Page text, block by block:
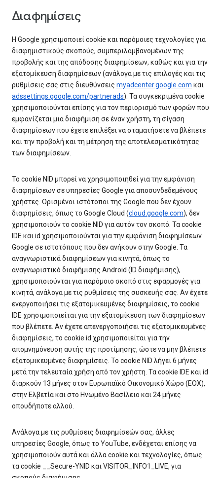
Διαφημίσεις
Η Google χρησιμοποιεί cookie και παρόμοιες τεχνολογίες για
διαφημιστικούς σκοπούς, συμπεριλαμβανομένων της
προβολής και της απόδοσης διαφημίσεων, καθώς και για την
εξατομίκευση διαφημίσεων (ανάλογα με τις επιλογές και τις
ρυθμίσεις σας στις διευθύνσεις myadcenter.google.com και
adssettings.google.com/partnerads). Τα συγκεκριμένα cookie
χρησιμοποιούνται επίσης για τον περιορισμό των φορών που
εμφανίζεται μια διαφήμιση σε έναν χρήστη, τη σίγαση
διαφημίσεων που έχετε επιλέξει να σταματήσετε να βλέπετε
και την προβολή και τη μέτρηση της αποτελεσματικότητας
των διαφημίσεων.
Το cookie NID μπορεί να χρησιμοποιηθεί για την εμφάνιση
διαφημίσεων σε υπηρεσίες Google για αποσυνδεδεμένους
χρήστες. Ορισμένοι ιστότοποι της Google που δεν έχουν
διαφημίσεις, όπως το Google Cloud (cloud.google.com), δεν
χρησιμοποιούν το cookie NID για αυτόν τον σκοπό. Τα cookie
IDE και id χρησιμοποιούνται για την εμφάνιση διαφημίσεων
Google σε ιστοτόπους που δεν ανήκουν στην Google. Τα
αναγνωριστικά διαφημίσεων για κινητά, όπως το
αναγνωριστικό διαφήμισης Android (ID διαφήμισης),
χρησιμοποιούνται για παρόμοιο σκοπό στις εφαρμογές για
κινητά, ανάλογα με τις ρυθμίσεις της συσκευής σας. Αν έχετε
ενεργοποιήσει τις εξατομικευμένες διαφημίσεις, το cookie
IDE χρησιμοποιείται για την εξατομίκευση των διαφημίσεων
που βλέπετε. Αν έχετε απενεργοποιήσει τις εξατομικευμένες
διαφημίσεις, το cookie id χρησιμοποιείται για την
απομνημόνευση αυτής της προτίμησης, ώστε να μην βλέπετε
εξατομικευμένες διαφημίσεις. Το cookie NID λήγει 6 μήνες
μετά την τελευταία χρήση από τον χρήστη. Τα cookie IDE και id
διαρκούν 13 μήνες στον Ευρωπαϊκό Οικονομικό Χώρο (ΕΟΧ),
στην Ελβετία και στο Ηνωμένο Βασίλειο και 24 μήνες
οπουδήποτε αλλού.
Ανάλογα με τις ρυθμίσεις διαφημίσεών σας, άλλες
υπηρεσίες Google, όπως το YouTube, ενδέχεται επίσης να
χρησιμοποιούν αυτά και άλλα cookie και τεχνολογίες, όπως
τα cookie __Secure-YNID και VISITOR_INFO1_LIVE, για